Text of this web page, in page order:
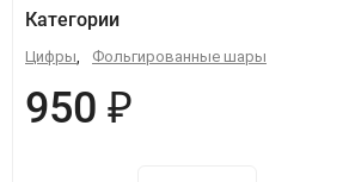
Категории
Цифры, Фольгированные шары
950 ₽